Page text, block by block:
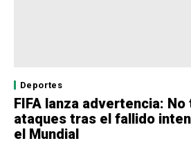
Deportes
FIFA lanza advertencia:
ataques tras el fallido
el Mundial